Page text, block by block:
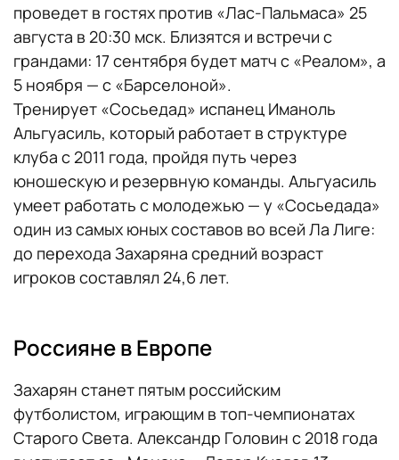
проведет в гостях против «Лас-Пальмаса» 25
августа в 20:30 мск. Близятся и встречи с
грандами: 17 сентября будет матч с «Реалом», а
5 ноября — с «Барселоной».
Тренирует «Сосьедад» испанец Иманоль
Альгуасиль, который работает в структуре
клуба с 2011 года, пройдя путь через
юношескую и резервную команды. Альгуасиль
умеет работать с молодежью — у «Сосьедада»
один из самых юных составов во всей Ла Лиге:
до перехода Захаряна средний возраст
игроков составлял 24,6 лет.
Россияне в Европе
Захарян станет пятым российским
футболистом, играющим в топ-чемпионатах
Старого Света. Александр Головин с 2018 года